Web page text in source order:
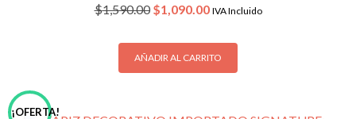
$1,590.00 Original
was:
$1,590.00.
$1,090.00Current
is:
$1,090.00.
IVA Incluido
AÑADIR AL CARRITO
¡OFERTA!